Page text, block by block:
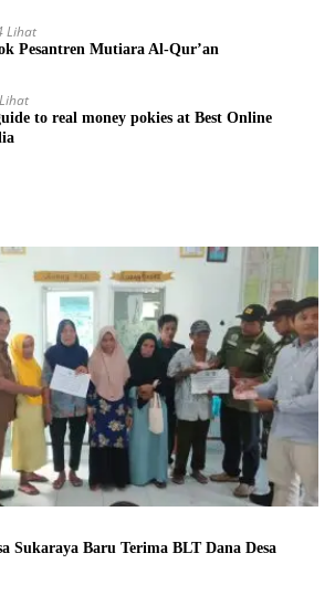
Lihat
Pesantren Mutiara Al-Qur’an
to real money pokies at Best Online
Sukaraya Baru Terima BLT Dana Desa